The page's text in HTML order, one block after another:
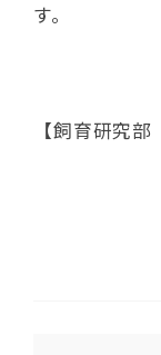
す。
【飼育研究